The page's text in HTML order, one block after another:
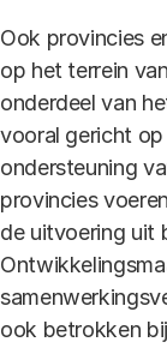
Ook provincies
op het terrein
onderdeel van
vooral gericht
ondersteuning
provincies
de uitvoering uit
ook betrokken